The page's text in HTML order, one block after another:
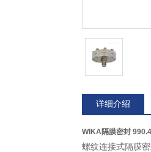
详细介绍
WIKA隔膜密封
螺纹连接式隔膜